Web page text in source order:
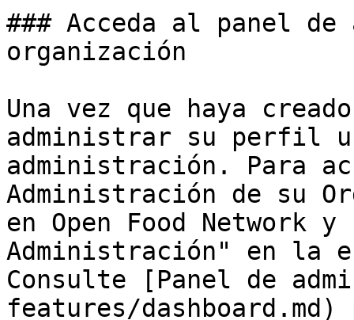
### Acceda al panel
organización
Una vez que haya
administrar su perfil
administración. Para
Administración de su
en Open Food
Administración" en la
Consulte [Panel de
features/dashboard.md)